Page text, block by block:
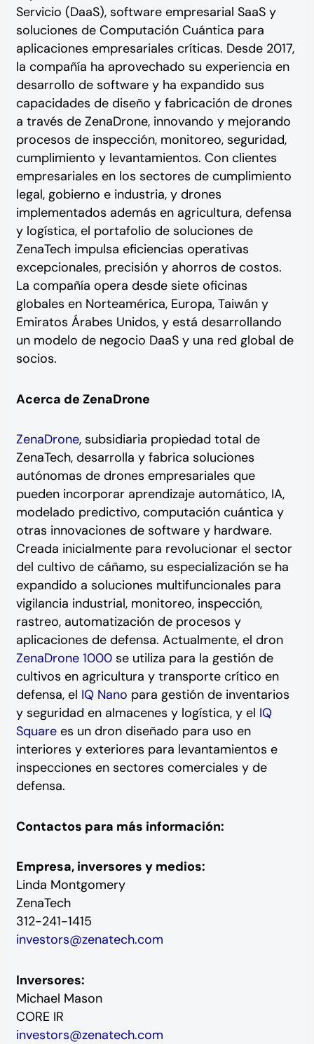
Servicio (DaaS), software empresarial SaaS y
soluciones de Computación Cuántica para
aplicaciones empresariales críticas. Desde 2017,
la compañía ha aprovechado su experiencia en
desarrollo de software y ha expandido sus
capacidades de diseño y fabricación de drones
a través de ZenaDrone, innovando y mejorando
procesos de inspección, monitoreo, seguridad,
cumplimiento y levantamientos. Con clientes
empresariales en los sectores de cumplimiento
legal, gobierno e industria, y drones
implementados además en agricultura, defensa
y logística, el portafolio de soluciones de
ZenaTech impulsa eficiencias operativas
excepcionales, precisión y ahorros de costos.
La compañía opera desde siete oficinas
globales en Norteamérica, Europa, Taiwán y
Emiratos Árabes Unidos, y está desarrollando
un modelo de negocio DaaS y una red global de
socios.
Acerca de ZenaDrone
ZenaDrone, subsidiaria propiedad total de
ZenaTech, desarrolla y fabrica soluciones
autónomas de drones empresariales que
pueden incorporar aprendizaje automático, IA,
modelado predictivo, computación cuántica y
otras innovaciones de software y hardware.
Creada inicialmente para revolucionar el sector
del cultivo de cáñamo, su especialización se ha
expandido a soluciones multifuncionales para
vigilancia industrial, monitoreo, inspección,
rastreo, automatización de procesos y
aplicaciones de defensa. Actualmente, el dron
ZenaDrone 1000se utiliza para la gestión de
cultivos en agricultura y transporte crítico en
defensa, el IQ Nano para gestión de inventarios
y seguridad en almacenes y logística, y el IQ
Squarees un dron diseñado para uso en
interiores y exteriores para levantamientos e
inspecciones en sectores comerciales y de
defensa.
Contactos para más información:
Empresa, inversores y medios:
Linda Montgomery
ZenaTech
312-241-1415
investors@zenatech.com
Inversores:
Michael Mason
CORE IR
investors@zenatech.com